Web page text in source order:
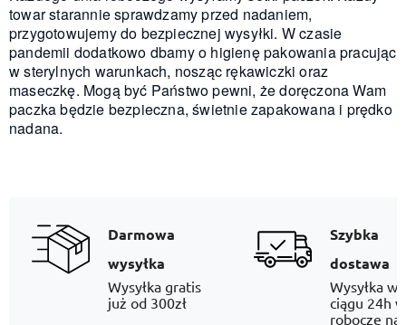
towar starannie sprawdzamy przed nadaniem,
przygotowujemy do bezpiecznej wysyłki. W czasie
pandemii dodatkowo dbamy o higienę pakowania pracując
w sterylnych warunkach, nosząc rękawiczki oraz
maseczkę. Mogą być Państwo pewni, że doręczona Wam
paczka będzie bezpieczna, świetnie zapakowana i prędko
nadana.
Darmowa
wysyłka
Wysyłka gratis
już od 300zł
Szybka
dostawa
Wysyłka w
ciągu 24h
robocze na